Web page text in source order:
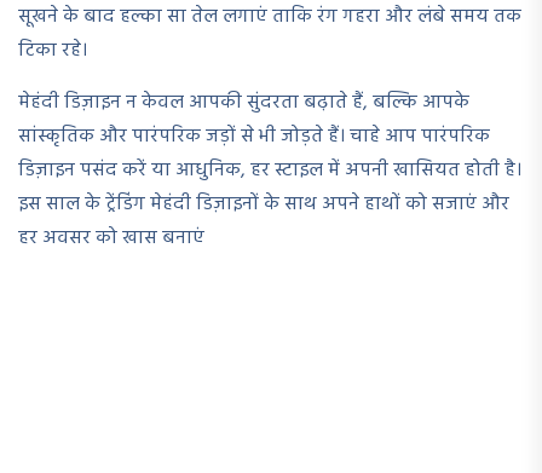
सूखने के बाद हल्का सा तेल लगाएं ताकि रंग गहरा और लंबे समय तक
टिका रहे।
मेहंदी डिज़ाइन न केवल आपकी सुंदरता बढ़ाते हैं, बल्कि आपके
सांस्कृतिक और पारंपरिक जड़ों से भी जोड़ते हैं। चाहे आप पारंपरिक
डिज़ाइन पसंद करें या आधुनिक, हर स्टाइल में अपनी खासियत होती है।
इस साल के ट्रेंडिंग मेहंदी डिज़ाइनों के साथ अपने हाथों को सजाएं और
हर अवसर को खास बनाएं